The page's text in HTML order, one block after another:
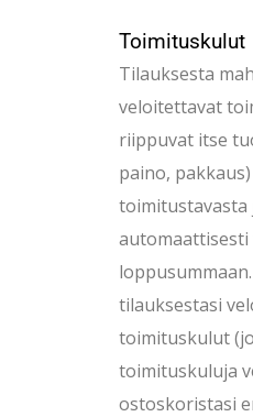
Toimituskulut
Tilauksesta
veloitettavat
riippuvat itse
paino,
toimitustavasta
automaattisesti
tilauksestasi
toimituskulut
toimituskuluja
ostoskoristasi